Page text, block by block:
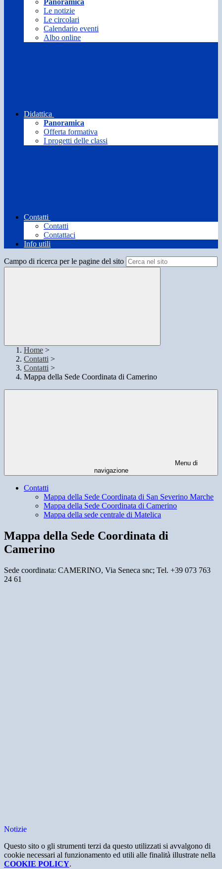
Panoramica
Le notizie
Le circolari
Calendario eventi
Albo online
Didattica
Panoramica
Offerta formativa
I progetti delle classi
Contatti
Contatti
Contattaci
Info utili
Campo di ricerca per le pagine del sito
Home >
Contatti >
Contatti >
Mappa della Sede Coordinata di Camerino
Menu di
navigazione
Contatti
Mappa della Sede Coordinata di San Severino Marche
Mappa della Sede Coordinata di Camerino
Mappa della sede centrale di Matelica
Mappa della Sede Coordinata di
Camerino
Sede coordinata: CAMERINO, Via Seneca snc; Tel. +39 073 763
24 61
Notizie
Questo sito o gli strumenti terzi da questo utilizzati si avvalgono di
cookie necessari al funzionamento ed utili alle finalità illustrate nella
COOKIE POLICY.